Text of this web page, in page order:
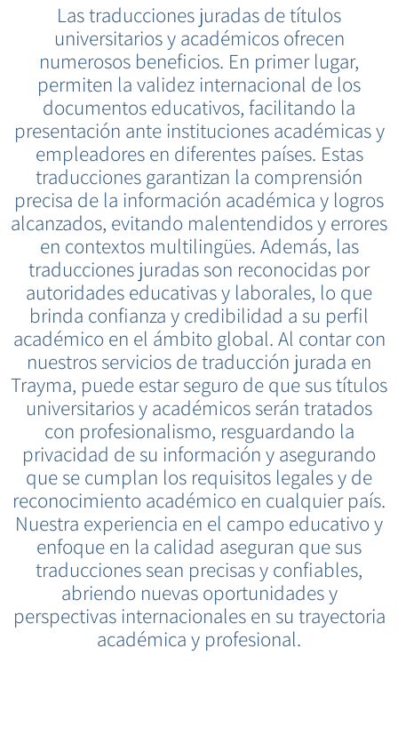
Las traducciones juradas de títulos
universitarios y académicos ofrecen
numerosos beneficios. En primer lugar,
permiten la validez internacional de los
documentos educativos, facilitando la
presentación ante instituciones académicas y
empleadores en diferentes países. Estas
traducciones garantizan la comprensión
precisa de la información académica y logros
alcanzados, evitando malentendidos y errores
en contextos multilingües. Además, las
traducciones juradas son reconocidas por
autoridades educativas y laborales, lo que
brinda confianza y credibilidad a su perfil
académico en el ámbito global. Al contar con
nuestros servicios de traducción jurada en
Trayma, puede estar seguro de que sus títulos
universitarios y académicos serán tratados
con profesionalismo, resguardando la
privacidad de su información y asegurando
que se cumplan los requisitos legales y de
reconocimiento académico en cualquier país.
Nuestra experiencia en el campo educativo y
enfoque en la calidad aseguran que sus
traducciones sean precisas y confiables,
abriendo nuevas oportunidades y
perspectivas internacionales en su trayectoria
académica y profesional.